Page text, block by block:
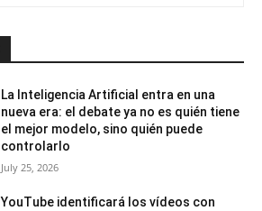
La Inteligencia Artificial entra en una
nueva era: el debate ya no es quién tiene
el mejor modelo, sino quién puede
controlarlo
July 25, 2026
YouTube identificará los vídeos con